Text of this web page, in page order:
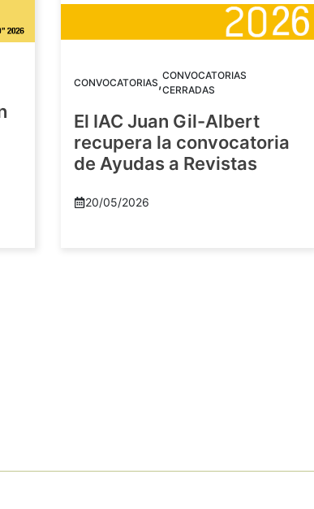
CONVOCATORIAS,CONVOCATORIAS
CERRADAS
El IAC Juan Gil-Albert
recupera la convocatoria
de Ayudas a Revistas
20/05/2026